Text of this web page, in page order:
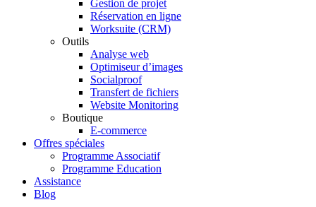
Gestion de projet
Réservation en ligne
Worksuite (CRM)
Outils
Analyse web
Optimiseur d’images
Socialproof
Transfert de fichiers
Website Monitoring
Boutique
E-commerce
Offres spéciales
Programme Associatif
Programme Education
Assistance
Blog